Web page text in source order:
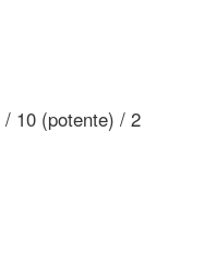
10 (potente) / 2